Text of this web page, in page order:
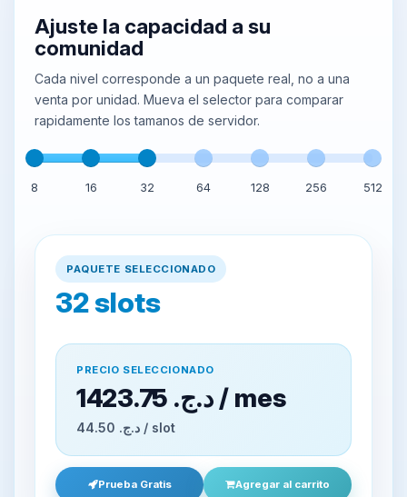
Ajuste la capacidad a su
comunidad
Cada nivel corresponde a un paquete real, no a una
venta por unidad. Mueva el selector para comparar
rapidamente los tamanos de servidor.
8 16 32 64 128 256 512
PAQUETE SELECCIONADO
32slots
PRECIO SELECCIONADO
1423.75 د.ج.‏ / mes
44.50 د.ج.‏ / slot
Prueba Gratis Agregar al carrito